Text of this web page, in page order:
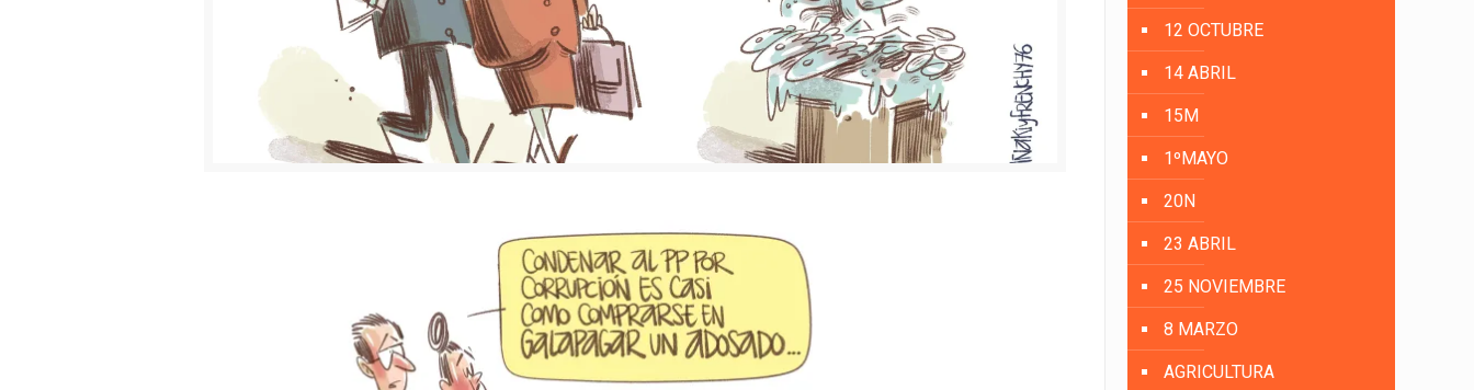
12 OCTUBRE
14 ABRIL
15M
1ºMAYO
20N
23 ABRIL
25 NOVIEMBRE
8 MARZO
AGRICULTURA